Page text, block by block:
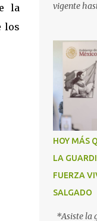
la
los
vigente
a los
corazón y
2025.- Con
y proteger
tránsito
migrantes
esta
Evelyn
Instituto
HOY MÁS
LA
FUERZA
SALGADO
*Asiste la